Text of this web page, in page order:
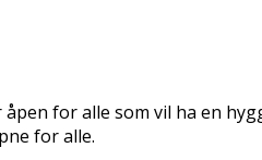
for alle som vil ha en
for alle.